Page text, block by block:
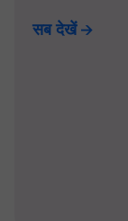
सब देखें